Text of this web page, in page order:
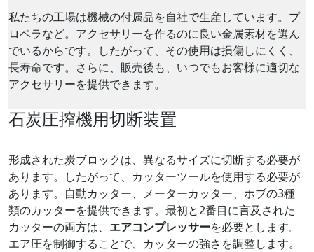
私たちの工場は機械の付属品を自社で生産しています。プ
ロペラなど。アクセサリーを作るのに良い金属素材を選ん
でいるからです。したがって、その使用は損傷しにくく、
長寿命です。さらに、販売後も、いつでもお客様に適切な
アクセサリーを提供できます。
石炭圧搾機用切断装置
形成された炭ブロックは、異なるサイズに切断する必要が
あります。したがって、カッターツールを使用する必要が
あります。自動カッター、メーターカッター、ホブの3種
類のカッターを提供できます。最初と2番目に言及された
カッターの両方は、 エアコンプレッサーを必要とします。
エア圧を制御することで、カッターの強さを調整します。